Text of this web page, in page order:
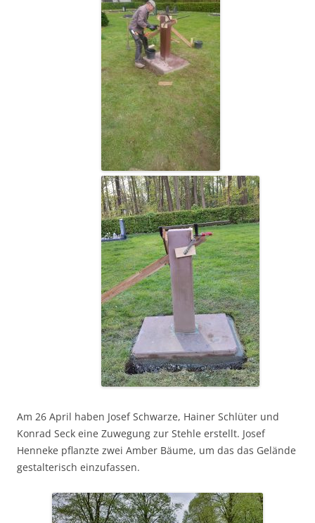
Am 26 April haben Josef Schwarze, Hainer Schlüter und
Konrad Seck eine Zuwegung zur Stehle erstellt. Josef
Henneke pflanzte zwei Amber Bäume, um das das Gelände
gestalterisch einzufassen.